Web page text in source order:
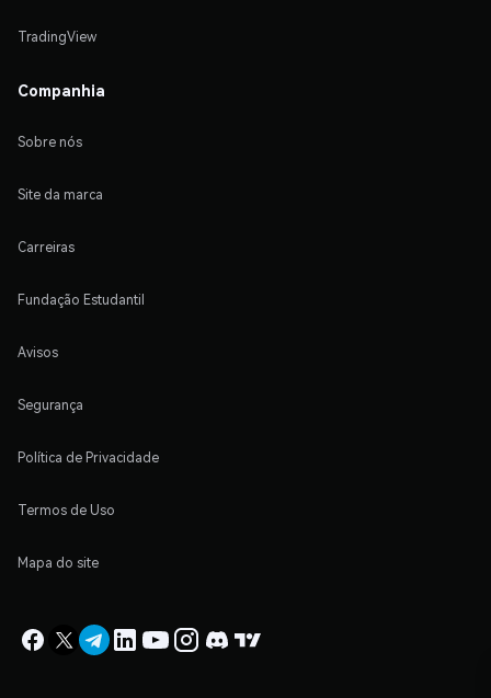
TradingView
Companhia
Sobre nós
Site da marca
Carreiras
Fundação Estudantil
Avisos
Segurança
Política de Privacidade
Termos de Uso
Mapa do site